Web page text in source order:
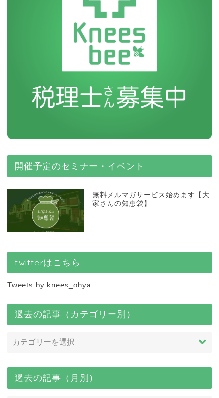
開催予定のセミナー・イベント
無料メルマガサービス始めます【大
家さんの知恵袋】
twitterはこちら
Tweets by knees_ohya
過去の記事（カテゴリー別）
過去の記事（月別）